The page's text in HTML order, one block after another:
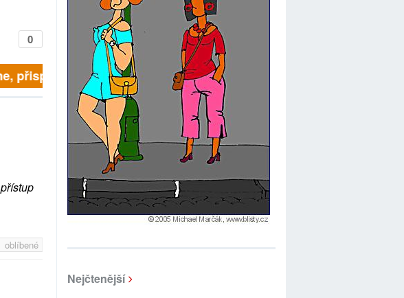
0
přispějte. ➥
oblíbené
Nejčtenější